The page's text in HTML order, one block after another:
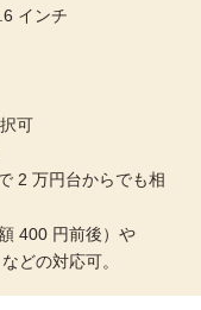
インチ
可
2 万円台からでも相
400 円前後）や
どの対応可。